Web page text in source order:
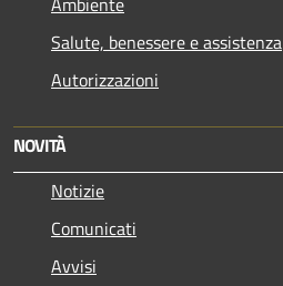
Salute, benessere e assistenza
Autorizzazioni
NOVITÀ
Notizie
Comunicati
Avvisi